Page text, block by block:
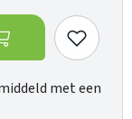
met een